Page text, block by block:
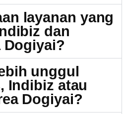
layanan yang
dan
Dogiyai?
unggul
Indibiz atau
Dogiyai?